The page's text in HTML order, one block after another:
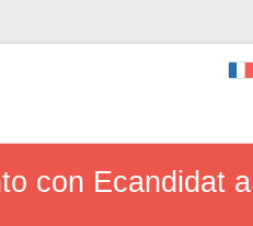
con Ecandidat a